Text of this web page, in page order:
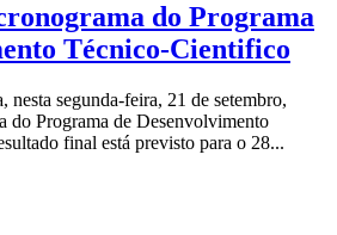
do Programa
Técnico-Cientifico
nesta segunda-feira, 21 de setembro,
do Programa de Desenvolvimento
final está previsto para o 28...